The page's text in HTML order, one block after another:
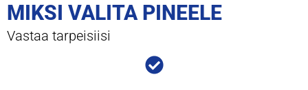
MIKSI VALITA PINEELE
Vastaa tarpeisiisi